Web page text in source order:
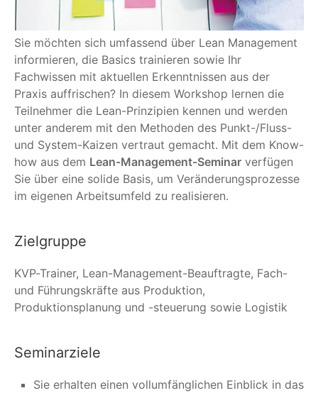
Sie möchten sich umfassend über Lean Management
informieren, die Basics trainieren sowie Ihr
Fachwissen mit aktuellen Erkenntnissen aus der
Praxis auffrischen? In diesem Workshop lernen die
Teilnehmer die Lean-Prinzipien kennen und werden
unter anderem mit den Methoden des Punkt-/Fluss-
und System-Kaizen vertraut gemacht. Mit dem Know-
how aus dem Lean-Management-Seminar verfügen
Sie über eine solide Basis, um Veränderungsprozesse
im eigenen Arbeitsumfeld zu realisieren.
Zielgruppe
KVP-Trainer, Lean-Management-Beauftragte, Fach-
und Führungskräfte aus Produktion,
Produktionsplanung und -steuerung sowie Logistik
Seminarziele
Sie erhalten einen vollumfänglichen Einblick in das